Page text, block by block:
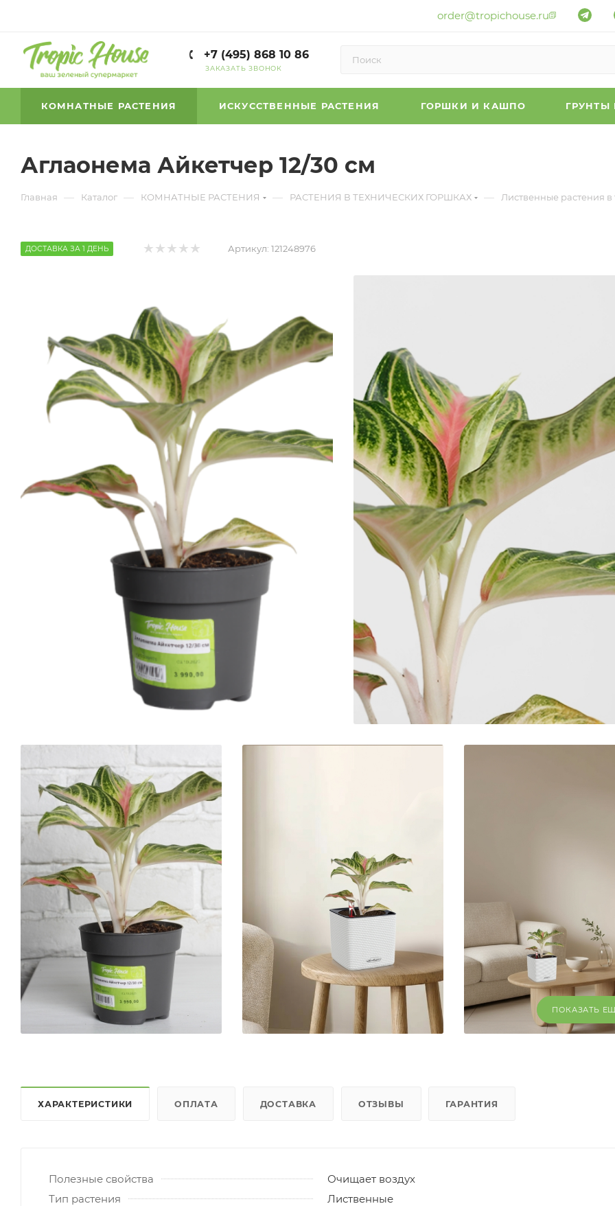
order@tropichouse.ru
+7 (495) 868 10 86
ЗАКАЗАТЬ ЗВОНОК
КОМНАТНЫЕ РАСТЕНИЯ ИСКУССТВЕННЫЕ РАСТЕНИЯ ГОРШКИ И КАШПО ГРУНТЫ
Аглаонема Айкетчер 12/30 см
Главная — Каталог — КОМНАТНЫЕ РАСТЕНИЯ — РАСТЕНИЯ В ТЕХНИЧЕСКИХ ГОРШКАХ — Лиственные растения
ДОСТАВКА ЗА 1 ДЕНЬ Артикул: 121248976
ПОКАЗАТЬ
ХАРАКТЕРИСТИКИ ОПЛАТА ДОСТАВКА ОТЗЫВЫ ГАРАНТИЯ
Полезные свойства
Очищает воздух
Тип растения
Лиственные